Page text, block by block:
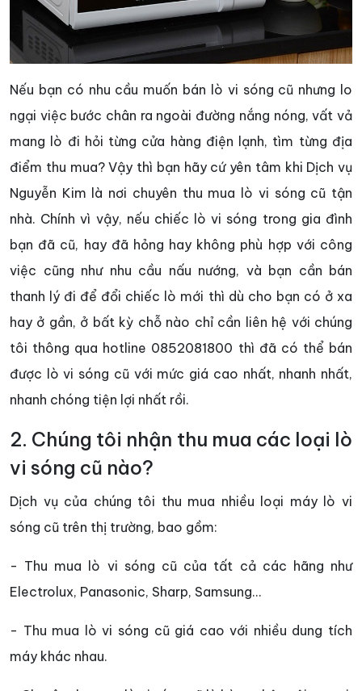
Nếu bạn có nhu cầu muốn bán lò vi sóng cũ nhưng lo
ngại việc bước chân ra ngoài đường nắng nóng, vất vả
mang lò đi hỏi từng cửa hàng điện lạnh, tìm từng địa
điểm thu mua? Vậy thì bạn hãy cứ yên tâm khi Dịch vụ
Nguyễn Kim là nơi chuyên thu mua lò vi sóng cũ tận
nhà. Chính vì vậy, nếu chiếc lò vi sóng trong gia đình
bạn đã cũ, hay đã hỏng hay không phù hợp với công
việc cũng như nhu cầu nấu nướng, và bạn cần bán
thanh lý đi để đổi chiếc lò mới thì dù cho bạn có ở xa
hay ở gần, ở bất kỳ chỗ nào chỉ cần liên hệ với chúng
tôi thông qua hotline 0852081800 thì đã có thể bán
được lò vi sóng cũ với mức giá cao nhất, nhanh nhất,
nhanh chóng tiện lợi nhất rồi.
2. Chúng tôi nhận thu mua các loại lò
vi sóng cũ nào?
Dịch vụ của chúng tôi thu mua nhiều loại máy lò vi
sóng cũ trên thị trường, bao gồm:
- Thu mua lò vi sóng cũ của tất cả các hãng như
Electrolux, Panasonic, Sharp, Samsung…
- Thu mua lò vi sóng cũ giá cao với nhiều dung tích
máy khác nhau.